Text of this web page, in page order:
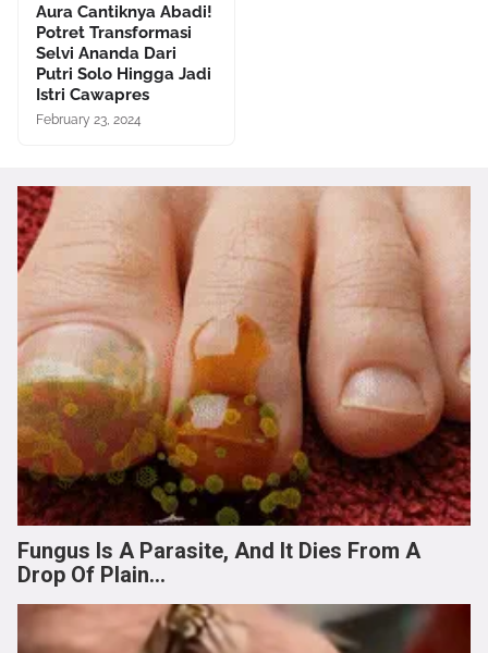
Aura Cantiknya Abadi!
Potret Transformasi
Selvi Ananda Dari
Putri Solo Hingga Jadi
Istri Cawapres
February 23, 2024
Fungus Is A Parasite, And It Dies From A
Drop Of Plain...